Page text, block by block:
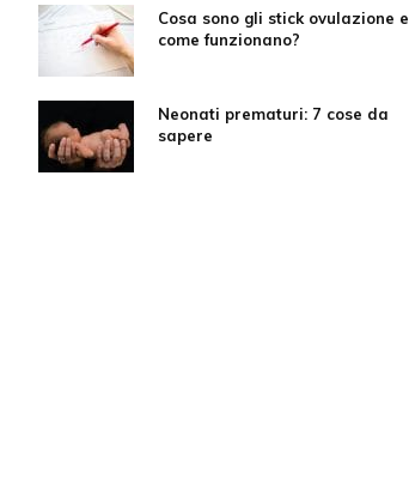
Cosa sono gli stick ovulazione e
come funzionano?
Neonati prematuri: 7 cose da
sapere